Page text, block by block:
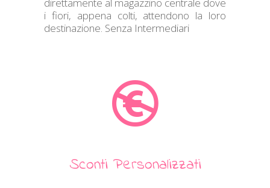
i fiori, appena colti, attendono la loro
destinazione. Senza Intermediari
Sconti Personalizzati